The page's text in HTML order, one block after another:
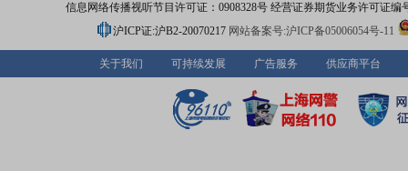
信息网络传播视听节目许可证：0908328号 经营证券期货业务许可证编
沪ICP证:沪B2-20070217 网站备案号:沪ICP备05006054号-11
关于我们 可持续发展 广告服务 供应商平台